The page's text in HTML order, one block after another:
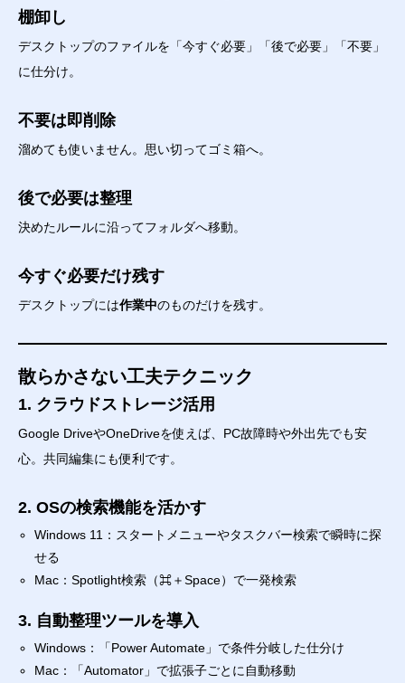
棚卸し
デスクトップのファイルを「今すぐ必要」「後で必要」「不要」
に仕分け。
不要は即削除
溜めても使いません。思い切ってゴミ箱へ。
後で必要は整理
決めたルールに沿ってフォルダへ移動。
今すぐ必要だけ残す
デスクトップには作業中のものだけを残す。
散らかさない工夫テクニック
1. クラウドストレージ活用
Google DriveやOneDriveを使えば、PC故障時や外出先でも安
心。共同編集にも便利です。
2. OSの検索機能を活かす
Windows 11：スタートメニューやタスクバー検索で瞬時に探
せる
Mac：Spotlight検索（⌘＋Space）で一発検索
3. 自動整理ツールを導入
Windows：「Power Automate」で条件分岐した仕分け
Mac：「Automator」で拡張子ごとに自動移動